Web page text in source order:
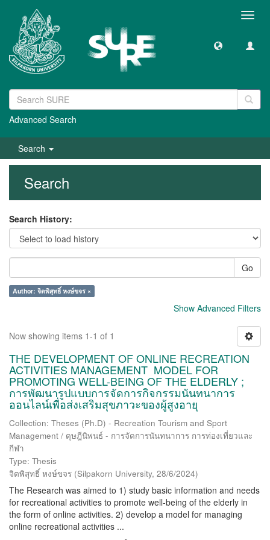
Advanced Search
Search
Search
Search History:
Go
Author: จิตพิสุทธิ์ หงษ์ขจร ×
Show Advanced Filters
Now showing items 1-1 of 1
THE DEVELOPMENT OF ONLINE RECREATION
ACTIVITIES MANAGEMENT MODEL FOR
PROMOTING WELL-BEING OF THE ELDERLY ;
การพัฒนารูปแบบการจัดการกิจกรรมนันทนาการ
ออนไลน์เพื่อส่งเสริมสุขภาวะของ​ผู้สูงอายุ
Collection: Theses (Ph.D) - Recreation Tourism and Sport
Management / ดุษฎีนิพนธ์ - การจัดการนันทนาการ การท่องเที่ยวและ
กีฬา
Type: Thesis
จิตพิสุทธิ์ หงษ์ขจร (Silpakorn University, 28/6/2024)
The Research was aimed to 1) study basic information and needs
for recreational activities to promote well-being of the elderly in
the form of online activities. 2) develop a model for managing
online recreational activities ...